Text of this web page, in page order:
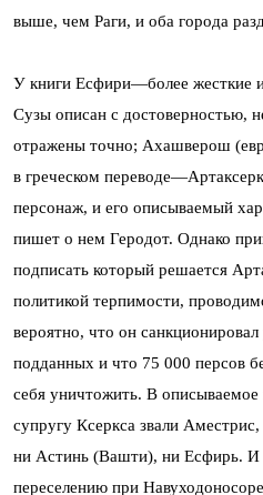
выше, чем Раги, и оба города
У книги Есфири—более жесткие
Сузы описан с достоверностью,
отражены точно; Ахашверош
в греческом
персонаж, и его описываемый
пишет о нем Геродот. Однако
подписать который решается
политикой терпимости,
вероятно, что он
подданных и что 75 000 персов
себя уничтожить. В
супругу Ксеркса звали
ни Астинь (Вашти), ни Есфирь. И
переселению при